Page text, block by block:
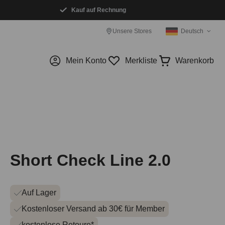
Kauf auf Rechnung
Unsere Stores Deutsch
Mein Konto Merkliste Warenkorb
Short Check Line 2.0
Auf Lager
Kostenloser Versand ab 30€ für Member